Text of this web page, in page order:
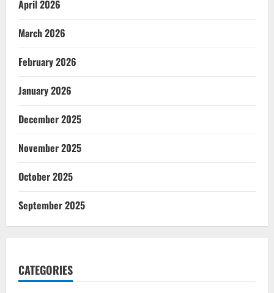
April 2026
March 2026
February 2026
January 2026
December 2025
November 2025
October 2025
September 2025
CATEGORIES